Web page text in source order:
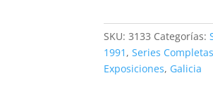
pts.
SKU:3133 Categorías:
1991 ,Series
Exposiciones, Galicia